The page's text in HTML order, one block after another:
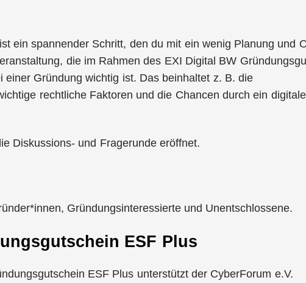
ein spannender Schritt, den du mit ein wenig Planung und
die im Rahmen des EXI Digital BW
Gründung wichtig ist. Das beinhaltet z. B. die
rechtliche Faktoren und die Chancen durch ein
Diskussions- und Fragerunde eröffnet.
Gründungsinteressierte und Unentschlossene.
ESF Plus
ESF Plus unterstützt der CyberForum e.V.